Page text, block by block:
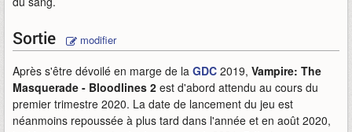
Sortie modifier
Après s'être dévoilé en marge de la GDC 2019, Vampire: The
Masquerade - Bloodlines 2 est d'abord attendu au cours du
premier trimestre 2020. La date de lancement du jeu est
néanmoins repoussée à plus tard dans l'année et en août 2020,